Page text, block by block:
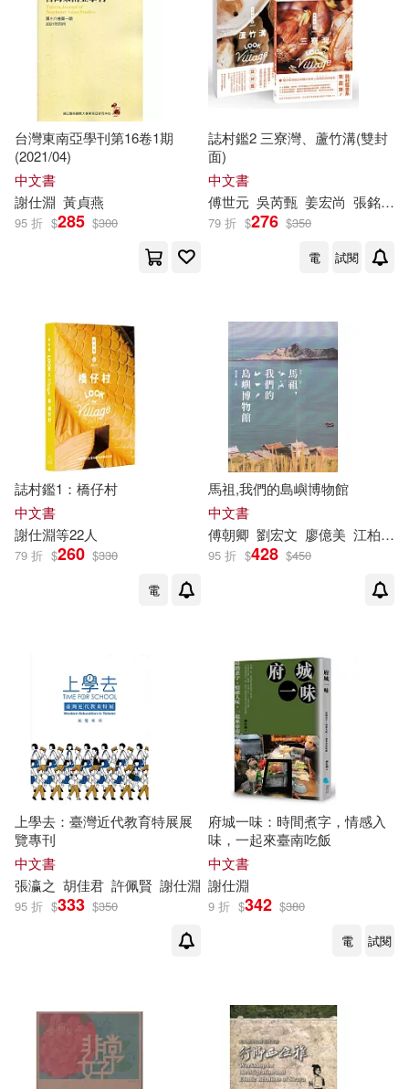
台灣東南亞學刊第16卷1期
(2021/04)
中文書
謝仕淵 黃貞燕
95 折 $285 $300
誌村鑑2 三寮灣、蘆竹溝(雙封
面)
中文書
傅世元 吳芮甄 姜宏尚 張銘洋
79 折 $276 $350
電
試閱
誌村鑑1：橋仔村
中文書
謝仕淵等22人
79 折 $260 $330
電
馬祖,我們的島嶼博物館
中文書
傅朝卿 劉宏文 廖億美 江柏煒
95 折 $428 $450
上學去：臺灣近代教育特展展
覽專刊
中文書
張瀛之 胡佳君 許佩賢 謝仕淵
95 折 $333 $350
府城一味：時間煮字，情感入
味，一起來臺南吃飯
中文書
謝仕淵
9 折 $342 $380
電
試閱